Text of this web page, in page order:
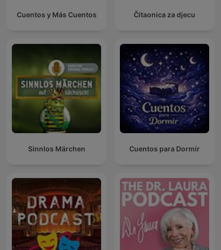
Cuentos y Más Cuentos Čitaonica za djecu
Sinnlos Märchen Cuentos para Dormir